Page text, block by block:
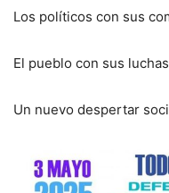
Los políticos con sus
El pueblo con sus
Un nuevo despertar